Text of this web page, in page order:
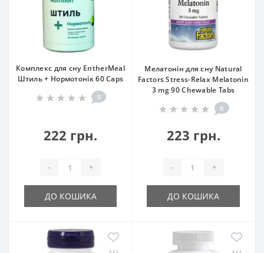
Комплекс для сну EntherMeal
Штиль + Нормотонік 60 Caps
0
222 грн.
- +
ДО КОШИКА
Мелатонін для сну Natural
Factors Stress-Relax Melatonin
3 mg 90 Chewable Tabs
0
223 грн.
- +
ДО КОШИКА